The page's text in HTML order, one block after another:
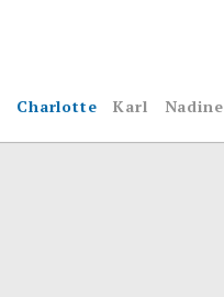
Charlotte Karl Nadine